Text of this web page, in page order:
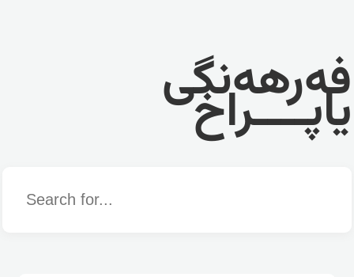
فەرهەنگی
یاپــــراخ
Word